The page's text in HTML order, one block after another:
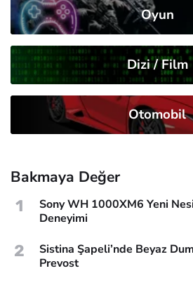
Oyun
Dizi / Film
Otomobil
Bakmaya Değer
1
Sony WH 1000XM6 Yeni
Deneyimi
2
Sistina Şapeli’nde Beyaz
Prevost